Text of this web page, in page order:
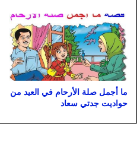
ما أجمل صلة الأرحام في العيد من
حواديت جدتي سعاد